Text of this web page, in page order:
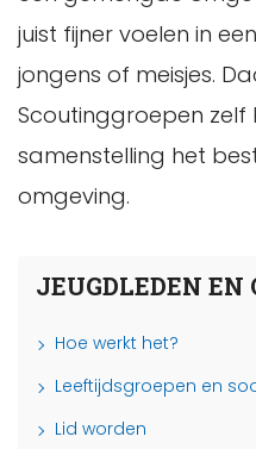
juist fijner voelen in
jongens of meisjes.
Scoutinggroepen zelf
samenstelling het
omgeving.
JEUGDLEDEN EN
Hoe werkt het?
Leeftijdsgroepen en
Lid worden